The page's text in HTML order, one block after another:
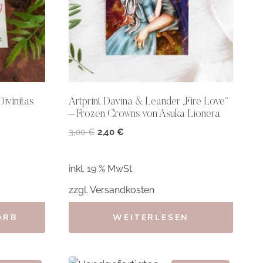
Artprint Davina & Leander „Fire Love“
– Frozen Crowns von Asuka Lionera
3,00€ Ursprünglicher
3,00 €
2,40 €Aktueller
2,40 €.
inkl. 19 % MwSt.
zzgl. Versandkosten
WEITERLESEN